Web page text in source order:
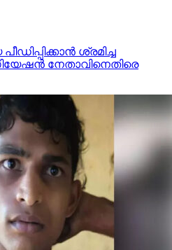
ശ്രമിച്ച
നേതാവിനെതിരെ